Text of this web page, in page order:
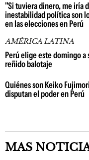
"Si tuviera dinero, me iría
inestabilidad política son
en las elecciones en Perú
AMÉRICA LATINA
Perú elige este domingo a
reñido balotaje
Quiénes son Keiko
disputan el poder en Perú
MAS